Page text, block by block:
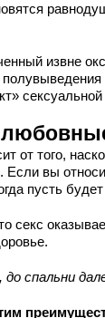
извне
от того,
Если вы
пусть
секс
спальни